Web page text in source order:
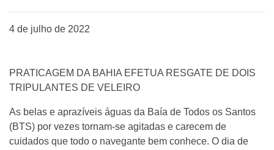
4 de julho de 2022
PRATICAGEM DA BAHIA EFETUA RESGATE DE DOIS
TRIPULANTES DE VELEIRO
As belas e aprazíveis águas da Baía de Todos os Santos
(BTS) por vezes tornam-se agitadas e carecem de
cuidados que todo o navegante bem conhece. O dia de